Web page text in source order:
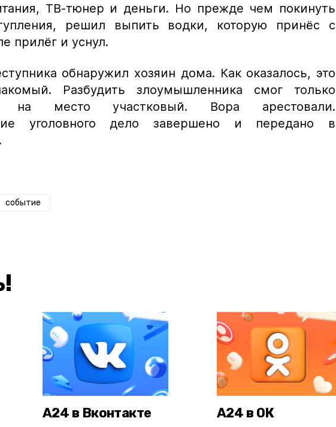
ТВ-тюнер и деньги. Но прежде чем покинуть
решил выпить водки, которую принёс с
прилёг и уснул.
обнаружил хозяин дома. Как оказалось, это
Разбудить злоумышленника смог только
на место участковый. Вора арестовали.
уголовного дело завершено и передано в
событие
А24 в Вконтакте А24 в ОК